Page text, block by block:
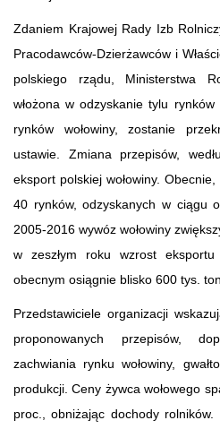
Zdaniem Krajowej Rady Izb
Pracodawców-Dzierżawców i
polskiego rządu, Ministerstwa
włożona w odzyskanie tylu
rynków wołowiny, zostanie
ustawie. Zmiana przepisów,
eksport polskiej wołowiny.
40 rynków, odzyskanych w ciągu
2005-2016 wywóz wołowiny
w zeszłym roku wzrost
obecnym osiągnie blisko 600 tys. ton.
Przedstawiciele organizacji
proponowanych przepisów,
zachwiania rynku wołowiny,
produkcji. Ceny żywca wołowego
proc., obniżając dochody